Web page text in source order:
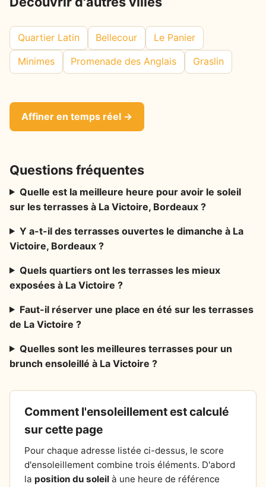
Quartier Latin Bellecour
Le Panier
Minimes
Promenade des Anglais Graslin
Affiner en temps réel →
Questions fréquentes
Quelle est la meilleure heure pour avoir le soleil
sur les terrasses à La Victoire, Bordeaux ?
Y a-t-il des terrasses ouvertes le dimanche à La
Victoire, Bordeaux ?
Quels quartiers ont les terrasses les mieux
exposées à La Victoire ?
Faut-il réserver une place en été sur les terrasses
de La Victoire ?
Quelles sont les meilleures terrasses pour un
brunch ensoleillé à La Victoire ?
Comment l'ensoleillement est calculé
sur cette page
Pour chaque adresse listée ci-dessus, le score
d'ensoleillement combine trois éléments. D'abord
la position du soleil à une heure de référence